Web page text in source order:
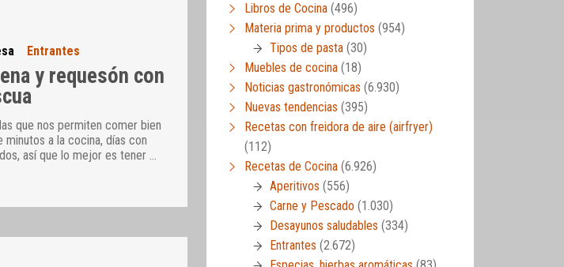
Entrantes
y requesón con
que nos permiten comer bien
a la cocina, días con
así que lo mejor es tener …
Libros de Cocina (496)
Materia prima y productos (954)
Tipos de pasta (30)
Muebles de cocina (18)
Noticias gastronómicas (6.930)
Nuevas tendencias (395)
Recetas con freidora de aire (airfryer)
(112)
Recetas de Cocina (6.926)
Aperitivos (556)
Carne y Pescado (1.030)
Desayunos saludables (334)
Entrantes (2.672)